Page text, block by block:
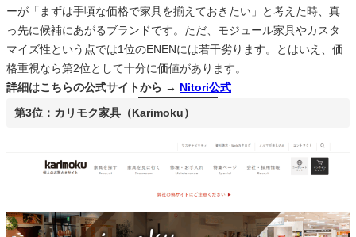
ーが「まずは手頃な価格で家具を揃えておきたい」と考えた時、真
っ先に候補にあがるブランドです。ただ、モジュール家具やカスタ
マイズ性という点では1位のENENには若干劣ります。とはいえ、価
格重視なら第2位として十分に価値があります。
詳細はこちらの公式サイトから → Nitori公式
第3位：カリモク家具（Karimoku）